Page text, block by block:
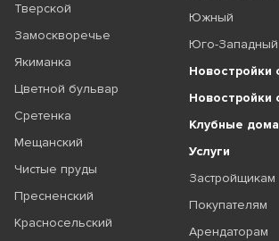
Тверской
Замоскворечье
Якиманка
Цветной бульвар
Сретенка
Мещанский
Чистые пруды
Пресненский
Красносельский
Южный
Юго-Западный
Новостройки
Новостройки
Клубные дома
Услуги
Застройщикам
Покупателям
Арендаторам